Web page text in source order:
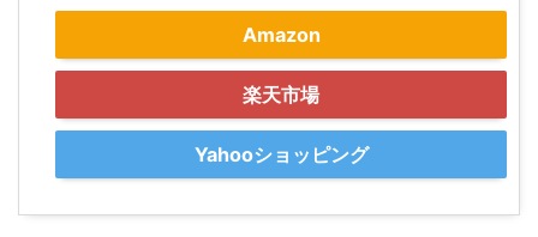
Amazon
楽天市場
Yahooショッピング